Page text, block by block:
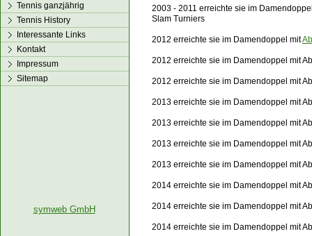
2003 - 2011 erreichte sie im
Slam Turniers
2012 erreichte sie im Damendoppel mit
2012 erreichte sie im Damendoppel mit
2012 erreichte sie im Damendoppel mit
2013 erreichte sie im Damendoppel mit
2013 erreichte sie im Damendoppel mit
2013 erreichte sie im Damendoppel mit
2013 erreichte sie im Damendoppel mit
2014 erreichte sie im Damendoppel mit
2014 erreichte sie im Damendoppel mit
2014 erreichte sie im Damendoppel mit
Tennis ganzjährig
Tennis History
Interessante Links
Kontakt
Impressum
Sitemap
symweb GmbH